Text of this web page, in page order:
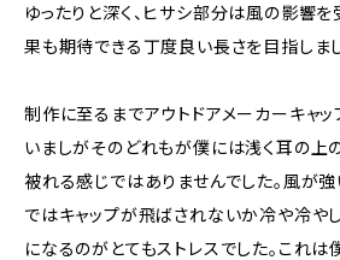
ゆったりと深く、ヒサシ部分は風の影響
果も期待できる丁度良い長さを目指しまし
制作に至るまでアウトドアメーカーキャ
いましがそのどれもが僕には浅く耳の上
被れる感じではありませんでした。風が
ではキャップが飛ばされないか冷や冷や
になるのがとてもストレスでした。これは